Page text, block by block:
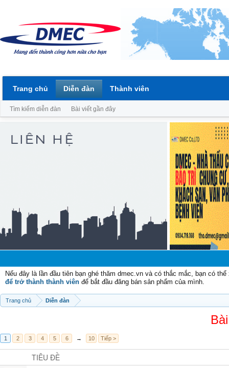
Nếu đây là lần đầu tiên bạn ghé thăm dmec.vn và có thắc mắc, bạn có
để trở thành thành viên để bắt đầu đăng bán sản phẩm của mình.
Trang chủ Diễn đàn
1 2 3 4 5 6 → 10 Tiếp >
TIÊU ĐỀ
Trang chủ Diễn đàn
Tìm kiếm diễn đàn Bài viết gần đây
Thành viên